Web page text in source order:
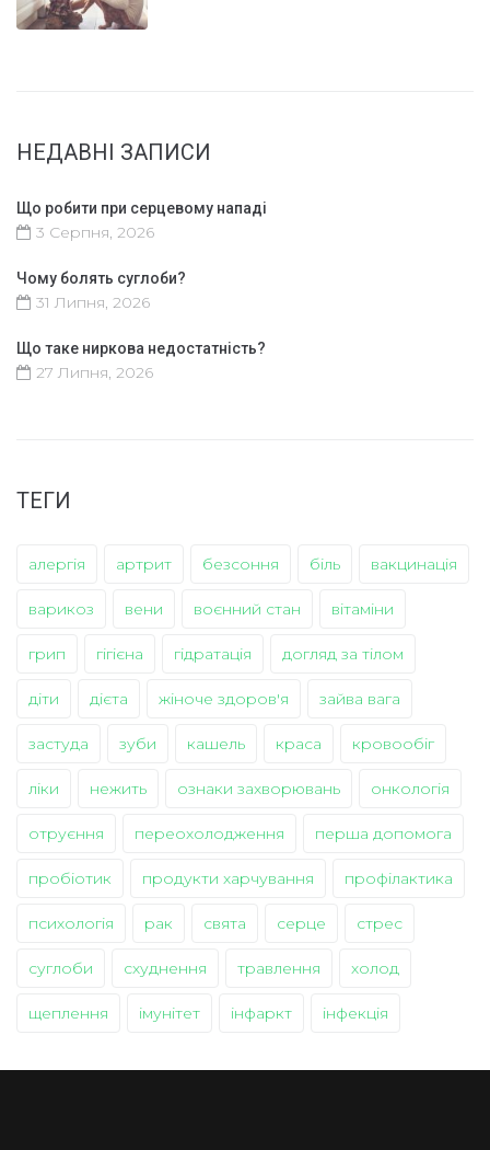
НЕДАВНІ ЗАПИСИ
Що робити при серцевому нападі
3 Серпня, 2026
Чому болять суглоби?
31 Липня, 2026
Що таке ниркова недостатність?
27 Липня, 2026
ТЕГИ
алергія артрит безсоння біль вакцинація
варикоз вени воєнний стан вітаміни
грип гігієна гідратація догляд за тілом
діти дієта жіноче здоров'я зайва вага
застуда зуби кашель краса кровообіг
ліки нежить ознаки захворювань онкологія
отруєння переохолодження перша допомога
пробіотик продукти харчування профілактика
психологія рак свята серце стрес
суглоби схуднення травлення холод
щеплення імунітет інфаркт інфекція